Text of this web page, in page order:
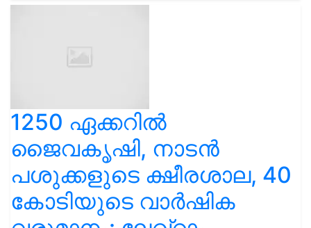
1250 ഏക്കറിൽ
ജൈവകൃഷി, നാടൻ
പശുക്കളുടെ ക്ഷീരശാല, 40
കോടിയുടെ വാർഷിക